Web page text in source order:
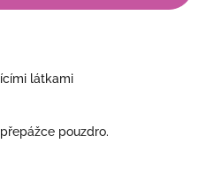
látkami
pouzdro.